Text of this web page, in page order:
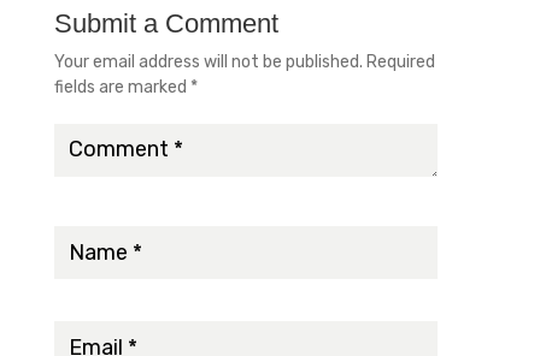
Submit a Comment
Your email address will not be published. Required
fields are marked *